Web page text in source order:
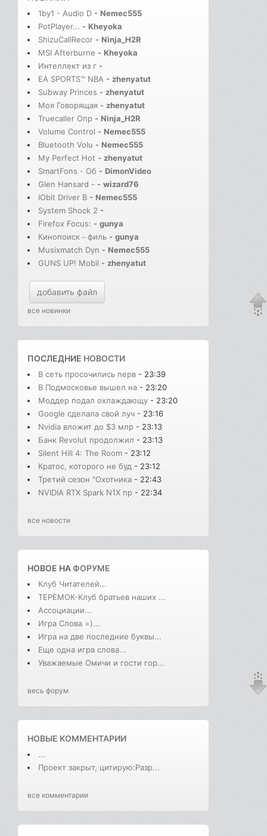
1by1 - Audio D - Nemec555
PotPlayer... - Kheyoka
ShizuCallRecor - Ninja_H2R
MSI Afterburne - Kheyoka
Интеллект из г -
EA SPORTS™ NBA - zhenyatut
Subway Princes - zhenyatut
Моя Говорящая - zhenyatut
Truecaller Опр - Ninja_H2R
Volume Control - Nemec555
Bluetooth Volu - Nemec555
My Perfect Hot - zhenyatut
SmartFons - Об - DimonVideo
Glen Hansard - - wizard76
IObit Driver B - Nemec555
System Shock 2 -
Firefox Focus: - gunya
Кинопоиск－филь - gunya
Musixmatch Dyn - Nemec555
GUNS UP! Mobil - zhenyatut
добавить файл
все новинки
ПОСЛЕДНИЕ НОВОСТИ
В сеть просочились перв - 23:39
В Подмосковье вышел на - 23:20
Моддер подал охлаждающу - 23:20
Google сделала свой луч - 23:16
Nvidia вложит до $3 млр - 23:13
Банк Revolut продолжил - 23:13
Silent Hill 4: The Room - 23:12
Кратос, которого не буд - 23:12
Третий сезон "Охотника - 22:43
NVIDIA RTX Spark N1X пр - 22:34
все новости
НОВОЕ НАФОРУМЕ
Клуб Читателей...
ТЕРЕМОК-Клуб братьев наших ...
Ассоциации...
Игра Слова =)...
Игра на две последние буквы...
Еще одна игра слова...
Уважаемые Омичи и гости гор...
весь форум
НОВЫЕ КОММЕНТАРИИ
...
Проект закрыт, цитирую:Разр...
все комментарии